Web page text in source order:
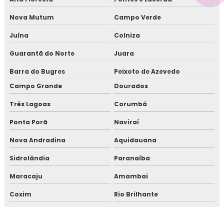
Nova Mutum Campo Verde
Juína Colniza
Guarantã do Norte Juara
Barra do Bugres
Peixoto de Azevedo
Campo Grande
Dourados
Três Lagoas Corumbá
Ponta Porã Naviraí
Nova Andradina Aquidauana
Sidrolândia Paranaíba
Maracaju Amambai
Coxim Rio Brilhante